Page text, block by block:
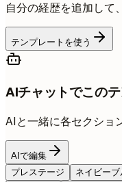
自分の経歴を追加して
テンプレートを使う
AIチャットでこの
AIと一緒に各セクショ
AIで編集
プレステージ
ネイビーブ